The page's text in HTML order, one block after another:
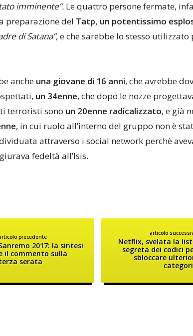
imminente”. Le quattro persone fermate,
preparazione del Tatp, un potentissimo
di Satana”, e che sarebbe lo stesso
anche una giovane di 16 anni, che avrebbe
un 34enne, che dopo le nozze
terroristi sono un 20enne radicalizzato, e già
, in cui ruolo all’interno del gruppo non è
attraverso i social network perchè
fedeltà all’Isis.
precedente
2017: la sintesi
il commento sulla
serata
articolo
Netflix, svelata la
segreta dei codici
sbloccare